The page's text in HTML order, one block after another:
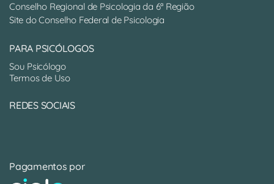
Conselho Regional de Psicologia da 6ª Região
Site do Conselho Federal de Psicologia
PARA PSICÓLOGOS
Sou Psicólogo
Termos de Uso
REDES SOCIAIS
Pagamentos por